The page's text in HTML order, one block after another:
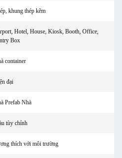
khung thép kẽm
Hotel, House, Kiosk, Booth, Office,
Box
container
đại
Prefab Nhà
tùy chỉnh
thích với môi trường